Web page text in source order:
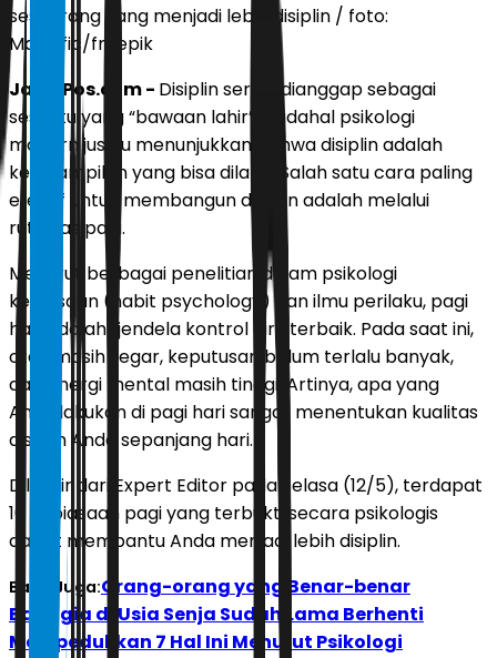
seseorang yang menjadi lebih disiplin / foto:
Magnific/freepik
JawaPos.com - Disiplin sering dianggap sebagai
sesuatu yang “bawaan lahir”, padahal psikologi
modern justru menunjukkan bahwa disiplin adalah
keterampilan yang bisa dilatih. Salah satu cara paling
efektif untuk membangun disiplin adalah melalui
rutinitas pagi.
Menurut berbagai penelitian dalam psikologi
kebiasaan (habit psychology) dan ilmu perilaku, pagi
hari adalah “jendela kontrol diri” terbaik. Pada saat ini,
otak masih segar, keputusan belum terlalu banyak,
dan energi mental masih tinggi. Artinya, apa yang
Anda lakukan di pagi hari sangat menentukan kualitas
disiplin Anda sepanjang hari.
Dilansir dari Expert Editor pada Selasa (12/5), terdapat
10 kebiasaan pagi yang terbukti secara psikologis
dapat membantu Anda menjadi lebih disiplin.
Baca Juga:Orang-orang yang Benar-benar
Bahagia di Usia Senja Sudah Lama Berhenti
Mempedulikan 7 Hal Ini Menurut Psikologi